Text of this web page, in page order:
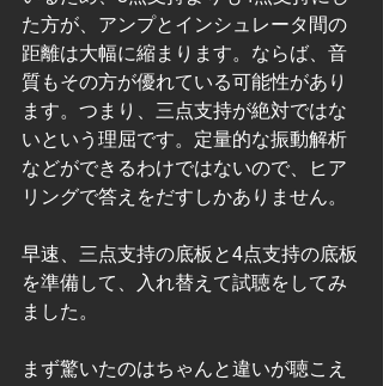
た方が、アンプとインシュレータ間の
距離は大幅に縮まります。ならば、音
質もその方が優れている可能性があり
ます。つまり、三点支持が絶対ではな
いという理屈です。定量的な振動解析
などができるわけではないので、ヒア
リングで答えをだすしかありません。
早速、三点支持の底板と4点支持の底板
を準備して、入れ替えて試聴をしてみ
ました。
まず驚いたのはちゃんと違いが聴こえ